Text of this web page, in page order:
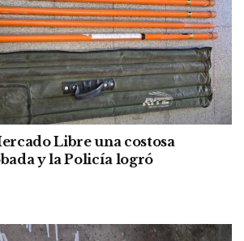
Libre una costosa
y la Policía logró